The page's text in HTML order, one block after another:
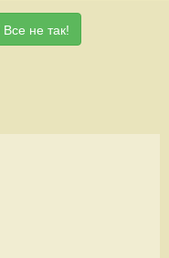
Все не так!